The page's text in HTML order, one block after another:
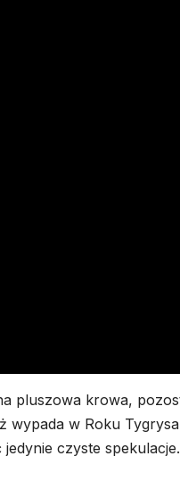
pluszowa krowa,
wypada w Roku
czyste spekulacje.